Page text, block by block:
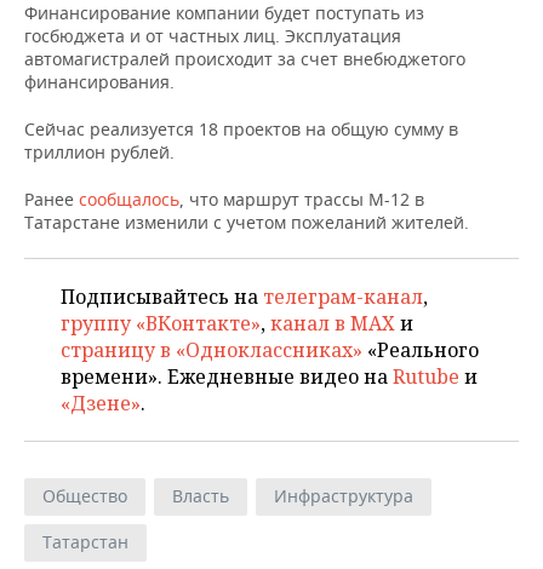
НЕФТЬ
ОПК
ЭНЕРГЕТИКА
РОЗНИЧНАЯ ТОРГОВЛЯ
ТРАНСПОРТ
УСЛУГИ
НОВОСТИ ТЕХНОЛОГИЙ
IT
МЕДИА
ТЕЛЕКОММУНИКАЦИИ
МЕРОПРИЯТИЯ
НОВОСТИ МЕРОПРИЯТИЙ
ВЫЕЗДНАЯ РЕДАКЦИЯ
БИЗНЕС-БРАНЧИ
ОТКРЫТАЯ ЛЕКЦИЯ
СПОРТ
НОВОСТИ СПОРТА
ФУТБОЛ
БАСКЕТБОЛ
ВОЛЕЙБОЛ
КИБЕРСПОРТ
ОБЩЕСТВО
НОВОСТИ ОБЩЕСТВА
ИНФРАСТРУКТУРА
ИСТОРИЯ
КУЛЬТУРА
ФОТОГАЛЕРЕЯ
СПРАВОЧНИК
СПИСОК ПЕРСОН
СПИСОК КОМПАНИЙ
ПОЛНАЯ ВЕРСИЯ
Финансирование компании будет поступать из
госбюджета и от частных лиц. Эксплуатация
автомагистралей происходит за счет внебюджетого
финансирования.
Сейчас реализуется 18 проектов на общую сумму в
триллион рублей.
Ранее сообщалось, что маршрут трассы М-12 в
Татарстане изменили с учетом пожеланий жителей.
Подписывайтесь на телеграм-канал,
группу «ВКонтакте»,канал в MAXи
страницу в «Одноклассниках» «Реального
времени». Ежедневные видео наRutube и
«Дзене».
Общество Власть
Инфраструктура
Татарстан